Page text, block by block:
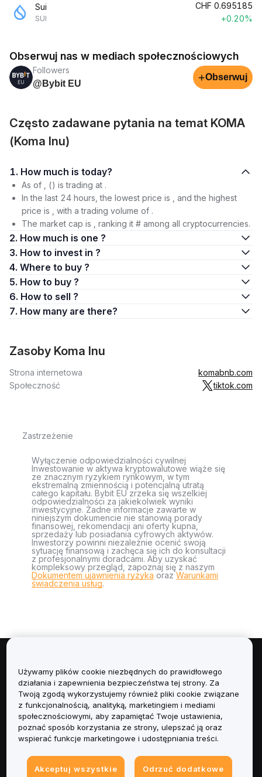
Sui
SUI
CHF 0.695185
+0.20%
Obserwuj nas w mediach społecznościowych
Followers
@Bybit EU
+Obserwuj
Często zadawane pytania na temat KOMA
(Koma Inu)
1. How much is today?
As of , () is trading at .
In the last 24 hours, the lowest price is , and the highest
price is , with a trading volume of .
The market cap is , ranking it # among all cryptocurrencies.
2. How much is one ?
3. How to invest in ?
4. Where to buy ?
5. How to buy ?
6. How to sell ?
7. How many are there?
Zasoby Koma Inu
Strona internetowa
komabnb.com
Społeczność
tiktok.com
Zastrzeżenie
Wyłączenie odpowiedzialności cywilnej
Inwestowanie w aktywa kryptowalutowe wiąże się
ze znacznym ryzykiem rynkowym, w tym
ekstremalną zmiennością i potencjalną utratą
całego kapitału. Bybit EU zrzeka się wszelkiej
odpowiedzialności za jakiekolwiek wyniki
inwestycyjne. Żadne informacje zawarte w
niniejszym dokumencie nie stanowią porady
finansowej, rekomendacji ani oferty kupna,
sprzedaży lub posiadania cyfrowych aktywów.
Inwestorzy powinni niezależnie ocenić swoją
sytuację finansową i zachęca się ich do konsultacji
z profesjonalnymi doradcami. Aby uzyskać
kompleksowy przegląd, zapoznaj się z naszym
Dokumentem ujawnienia ryzyka orazWarunkami
świadczenia usług.
Informacje
Usługi
Obsługa Klienta
Używamy plików cookie niezbędnych do prawidłowego
działania i zapewnienia bezpieczeństwa tej strony. Za
Twoją zgodą wykorzystujemy również pliki cookie związane
z funkcjonalnością, analityką, marketingiem i mediami
społecznościowymi, aby zapamiętać Twoje ustawienia,
poznać sposób korzystania ze strony, ulepszać ją oraz
wspierać funkcje marketingowe i udostępniania treści.
Akceptuj wszystkie
Odrzuć dodatkowe